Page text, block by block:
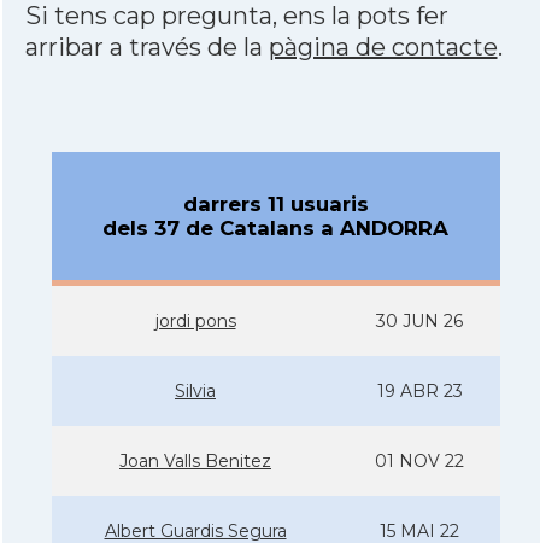
Si tens cap pregunta, ens la pots fer
arribar a través de la pàgina de contacte.
darrers 11 usuaris
dels 37 de Catalans a ANDORRA
jordi pons 30 JUN 26
Silvia 19 ABR 23
Joan Valls Benitez 01 NOV 22
Albert Guardis Segura 15 MAI 22